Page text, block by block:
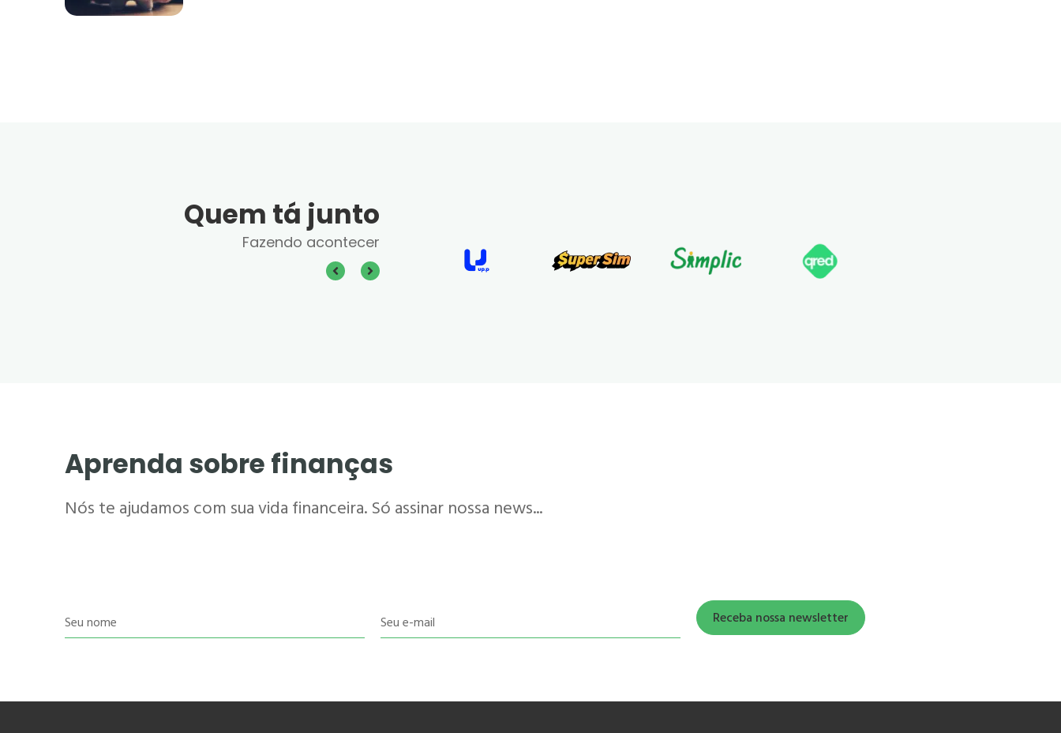
Quem tá junto
Fazendo acontecer
Aprenda sobre finanças
Nós te ajudamos com sua vida financeira. Só assinar nossa news...
Seu nome Seu e-mail